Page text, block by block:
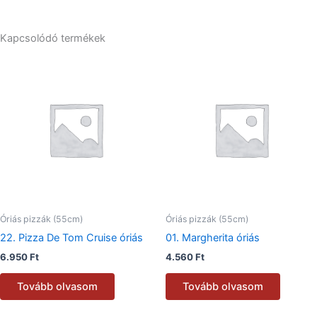
Kapcsolódó termékek
Óriás pizzák (55cm)
22. Pizza De Tom Cruise óriás
6.950Ft
Tovább olvasom
Óriás pizzák (55cm)
01. Margherita óriás
4.560Ft
Tovább olvasom